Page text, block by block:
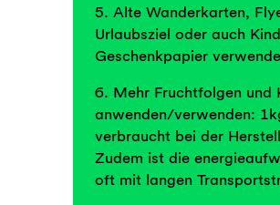
5. Alte Wanderkarten,
Urlaubsziel oder auch
Geschenkpapier
6. Mehr Fruchtfolgen und
anwenden/verwenden:
verbraucht bei der
Zudem ist die
oft mit langen